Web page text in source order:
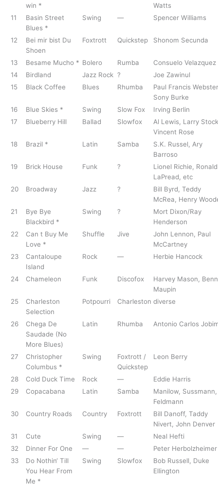
win *
Watts
11
Basin Street
Blues *
Swing — Spencer Williams
12
Bei mir bist Du
Shoen
Foxtrott Quickstep Shonom Secunda
13 Besame Mucho * Bolero Rumba
Consuelo Velazquez
14
Birdland Jazz Rock ?
Joe Zawinul
15
Black Coffee Blues Rhumba
Paul Francis
Sony Burke
16
Blue Skies * Swing Slow Fox
Irving Berlin
17
Blueberry Hill Ballad Slowfox
Al Lewis, Larry
Vincent Rose
18
Brazil * Latin Samba
S.K. Russel, Ary
Barroso
19
Brick House Funk ?
Lionel Richie, Ronald
LaPread, etc
20
Broadway Jazz ?
Bill Byrd, Teddy
McRea, Henry
21
Bye Bye
Blackbird *
Swing ?
Mort Dixon/Ray
Henderson
22
Can t Buy Me
Love *
Shuffle Jive
John Lennon, Paul
McCartney
23
Cantaloupe
Island
Rock — Herbie Hancock
24 Chameleon Funk Discofox
Harvey Mason,
Maupin
25
Charleston
Selection
Potpourri Charleston diverse
26
Chega De
Saudade (No
More Blues)
Latin Rhumba Antonio Carlos
27
Christopher
Columbus *
Swing
Foxtrott /
Quickstep
Leon Berry
28 Cold Duck Time Rock —
Eddie Harris
29
Copacabana Latin Samba
Manilow, Sussmann,
Feldmann
30
Country Roads Country Foxtrott
Bill Danoff, Taddy
Nivert, John Denver
31
Cute Swing —
Neal Hefti
32
Dinner For One — —
Peter Herbolzheimer
33
Do Nothin‘ Till
You Hear From
Me *
Swing Slowfox
Bob Russell, Duke
Ellington